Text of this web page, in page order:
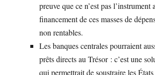
preuve que ce n’est pas l’instrument
financement de ces masses de
non rentables.
Les banques centrales pourraient
prêts directs au Trésor : c’est une
qui permettrait de soustraire les